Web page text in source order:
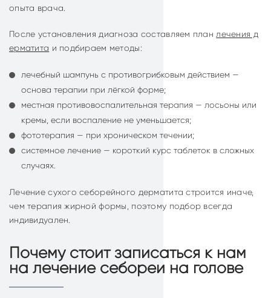
опыта врача.
После установления диагноза составляем планлечения д
ерматита и подбираем методы:
лечебный шампунь с противогрибковым действием —
основа терапии при лёгкой форме;
местная противовоспалительная терапия — лосьоны или
кремы, если воспаление не уменьшается;
фототерапия — при хроническом течении;
системное лечение — короткий курс таблеток в сложных
случаях.
Лечение сухого себорейного дерматита строится иначе,
чем терапия жирной формы, поэтому подбор всегда
индивидуален.
Почему стоит записаться к нам
на лечение себореи на голове